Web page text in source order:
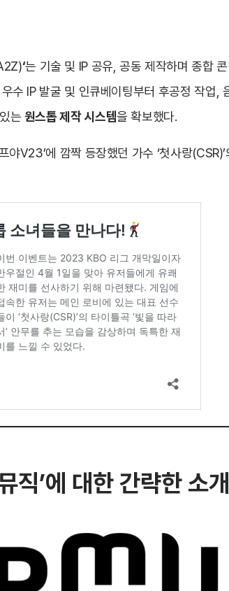
‘는 기술 및 IP 공유, 공동 제작하며 종합
수 IP 발굴 및 인큐베이팅부터 후공정 작업,
는 원스톱 제작 시스템을 확보했다.
야V23’에 깜짝 등장했던 가수 ‘첫사랑(CSR)’
직’에 대한 간략한 소